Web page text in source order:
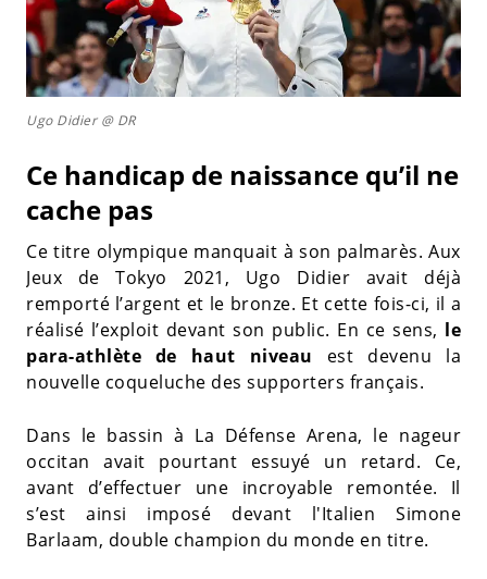
Ugo Didier @ DR
Ce handicap de naissance qu’il ne
cache pas
Ce titre olympique manquait à son palmarès. Aux
Jeux de Tokyo 2021, Ugo Didier avait déjà
remporté l’argent et le bronze. Et cette fois-ci, il a
réalisé l’exploit devant son public. En ce sens, le
para-athlète de haut niveau est devenu la
nouvelle coqueluche des supporters français.
Dans le bassin à La Défense Arena, le nageur
occitan avait pourtant essuyé un retard. Ce,
avant d’effectuer une incroyable remontée. Il
s’est ainsi imposé devant l'Italien Simone
Barlaam, double champion du monde en titre.